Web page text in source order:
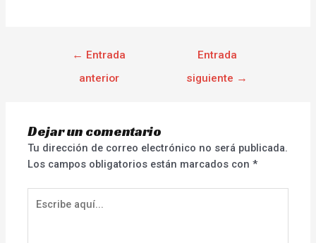
← Entrada
anterior
Entrada
siguiente →
Dejar un comentario
Tu dirección de correo electrónico no será publicada.
Los campos obligatorios están marcados con*
aquí...